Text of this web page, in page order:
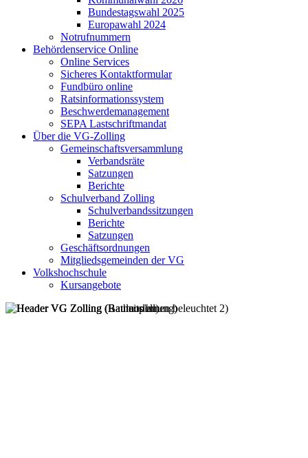
Bundestagswahl 2025
Europawahl 2024
Notrufnummern
Behördenservice Online
Online Services
Sicheres Kontaktformular
Fundbüro online
Ratsinformationssystem
Beschwerdemanagement
SEPA Lastschriftmandat
Über die VG-Zolling
Gemeinschaftsversammlung
Verbandsräte
Satzungen
Berichte
Schulverband Zolling
Schulverbandssitzungen
Berichte
Satzungen
Geschäftsordnungen
Mitgliedsgemeinden der VG
Volkshochschule
Kursangebote